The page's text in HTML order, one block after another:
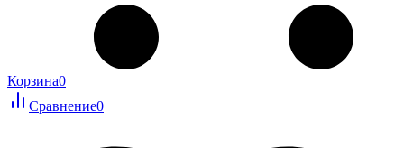
Корзина0
Сравнение0